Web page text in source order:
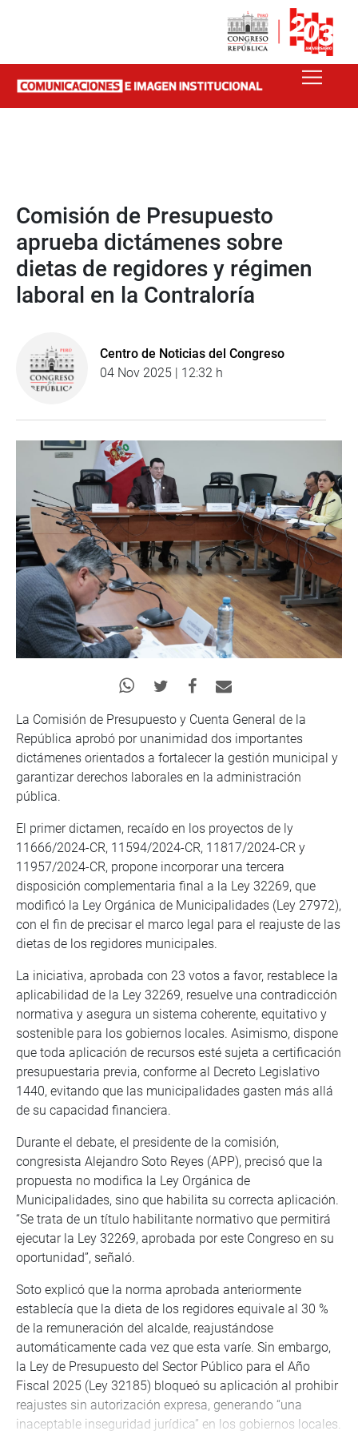
Comisión de Presupuesto
aprueba dictámenes sobre
dietas de regidores y régimen
laboral en la Contraloría
Centro de Noticias del Congreso
04 Nov 2025 | 12:32 h
La Comisión de Presupuesto y Cuenta General de la
República aprobó por unanimidad dos importantes
dictámenes orientados a fortalecer la gestión municipal y
garantizar derechos laborales en la administración
pública.
El primer dictamen, recaído en los proyectos de ly
11666/2024-CR, 11594/2024-CR, 11817/2024-CR y
11957/2024-CR, propone incorporar una tercera
disposición complementaria final a la Ley 32269, que
modificó la Ley Orgánica de Municipalidades (Ley 27972),
con el fin de precisar el marco legal para el reajuste de las
dietas de los regidores municipales.
La iniciativa, aprobada con 23 votos a favor, restablece la
aplicabilidad de la Ley 32269, resuelve una contradicción
normativa y asegura un sistema coherente, equitativo y
sostenible para los gobiernos locales. Asimismo, dispone
que toda aplicación de recursos esté sujeta a certificación
presupuestaria previa, conforme al Decreto Legislativo
1440, evitando que las municipalidades gasten más allá
de su capacidad financiera.
Durante el debate, el presidente de la comisión,
congresista Alejandro Soto Reyes (APP), precisó que la
propuesta no modifica la Ley Orgánica de
Municipalidades, sino que habilita su correcta aplicación.
“Se trata de un título habilitante normativo que permitirá
ejecutar la Ley 32269, aprobada por este Congreso en su
oportunidad”, señaló.
Soto explicó que la norma aprobada anteriormente
establecía que la dieta de los regidores equivale al 30 %
de la remuneración del alcalde, reajustándose
automáticamente cada vez que esta varíe. Sin embargo,
la Ley de Presupuesto del Sector Público para el Año
Fiscal 2025 (Ley 32185) bloqueó su aplicación al prohibir
reajustes sin autorización expresa, generando “una
inaceptable inseguridad jurídica” en los gobiernos locales.